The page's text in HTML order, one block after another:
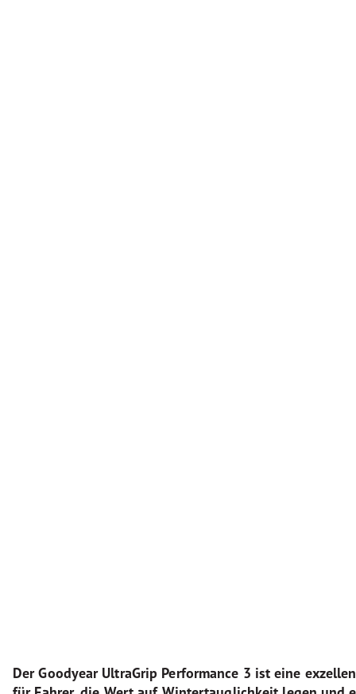
Der Goodyear UltraGrip Performance 3 ist eine